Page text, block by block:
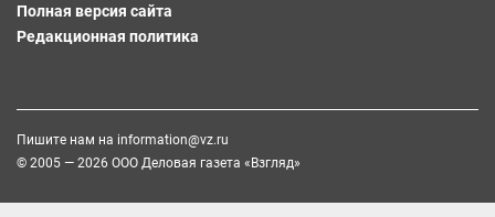
Полная версия сайта
Редакционная политика
Пишите нам на information@vz.ru
© 2005 — 2026 ООО Деловая газета «Взгляд»